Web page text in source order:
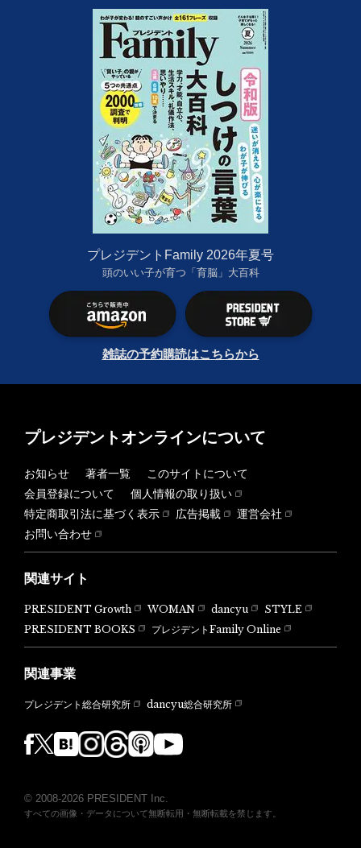
プレジデントFamily 2026年夏号
頭のいい子が育つ「育脳」大百科
雑誌の予約購読はこちらから
プレジデントオンラインについて
お知らせ 著者一覧
このサイトについて
会員登録について
個人情報の取り扱い
特定商取引法に基づく表示
広告掲載
運営会社
お問い合わせ
関連サイト
PRESIDENT Growth WOMAN dancyu
STYLE
PRESIDENT BOOKS
プレジデントFamily Online
関連事業
プレジデント総合研究所 dancyu総合研究所
© 2008-2026 PRESIDENT Inc.
すべての画像・データについて無断転用・無断転載を禁じます。